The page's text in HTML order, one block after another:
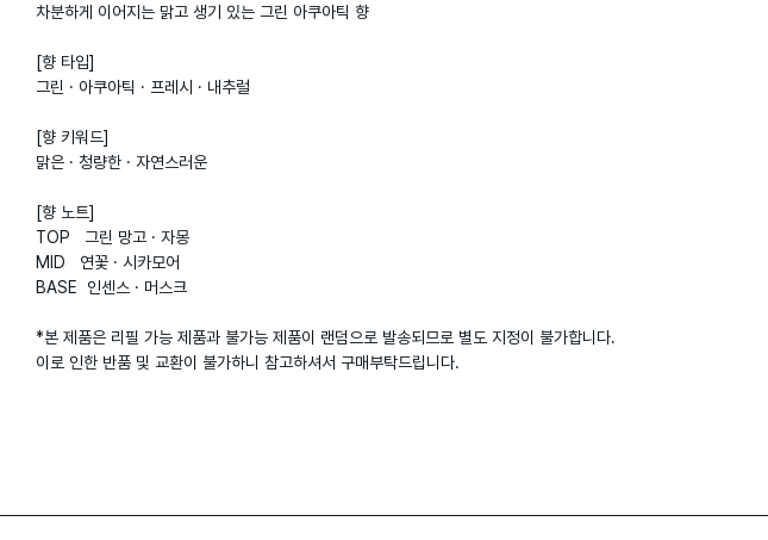
차분하게 이어지는 맑고 생기 있는 그린 아쿠아틱 향
[향 타입]
그린 · 아쿠아틱 · 프레시 · 내추럴
[향 키워드]
맑은 · 청량한 · 자연스러운
[향 노트]
TOP   그린 망고 · 자몽
MID   연꽃 · 시카모어
BASE  인센스 · 머스크
*본 제품은 리필 가능 제품과 불가능 제품이 랜덤으로 발송되므로 별도 지정이 불가합니다.
이로 인한 반품 및 교환이 불가하니 참고하셔서 구매부탁드립니다.